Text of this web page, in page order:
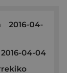
2016-04-
2016-04-04